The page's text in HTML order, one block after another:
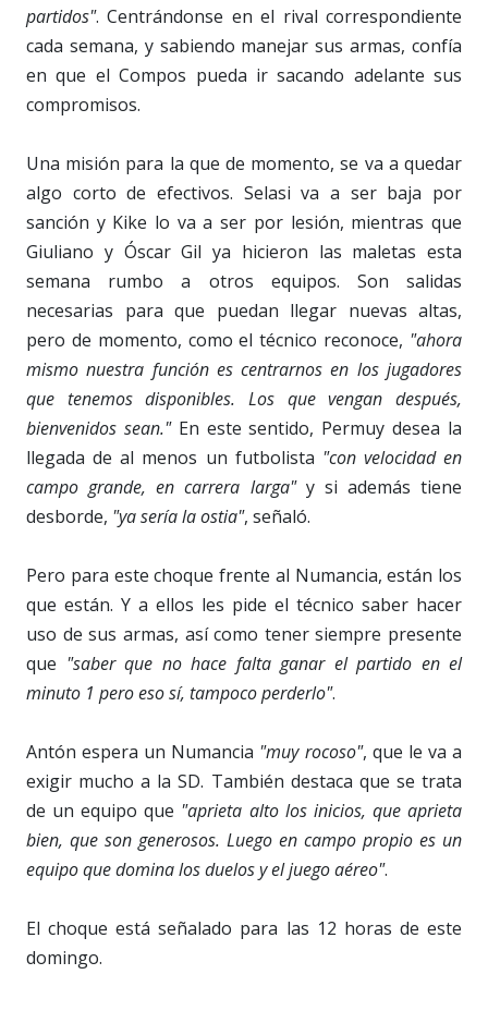
partidos". Centrándonse en el rival correspondiente
cada semana, y sabiendo manejar sus armas, confía
en que el Compos pueda ir sacando adelante sus
compromisos.
Una misión para la que de momento, se va a quedar
algo corto de efectivos. Selasi va a ser baja por
sanción y Kike lo va a ser por lesión, mientras que
Giuliano y Óscar Gil ya hicieron las maletas esta
semana rumbo a otros equipos. Son salidas
necesarias para que puedan llegar nuevas altas,
pero de momento, como el técnico reconoce, "ahora
mismo nuestra función es centrarnos en los jugadores
que tenemos disponibles. Los que vengan después,
bienvenidos sean."En este sentido, Permuy desea la
llegada de al menos un futbolista "con velocidad en
campo grande, en carrera larga"y si además tiene
desborde, "ya sería la ostia", señaló.
Pero para este choque frente al Numancia, están los
que están. Y a ellos les pide el técnico saber hacer
uso de sus armas, así como tener siempre presente
que "saber que no hace falta ganar el partido en el
minuto 1 pero eso sí, tampoco perderlo".
Antón espera un Numancia "muy rocoso", que le va a
exigir mucho a la SD. También destaca que se trata
de un equipo que "aprieta alto los inicios, que aprieta
bien, que son generosos. Luego en campo propio es un
equipo que domina los duelos y el juego aéreo".
El choque está señalado para las 12 horas de este
domingo.